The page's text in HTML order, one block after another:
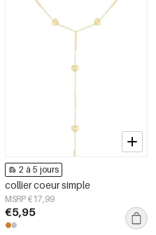
2 à 5 jours
collier coeur simple
MSRP €17,99
€5,95